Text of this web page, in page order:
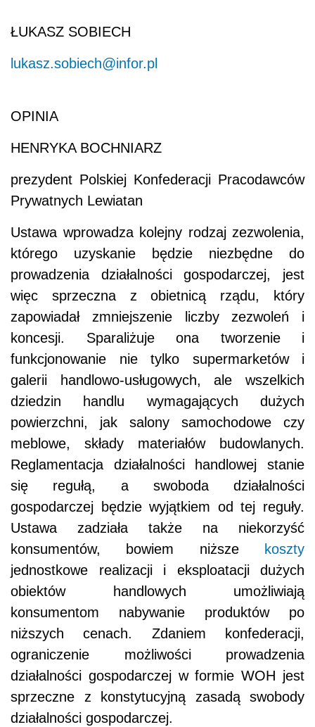
ŁUKASZ SOBIECH
lukasz.sobiech@infor.pl
OPINIA
HENRYKA BOCHNIARZ
prezydent Polskiej Konfederacji Pracodawców
Prywatnych Lewiatan
Ustawa wprowadza kolejny rodzaj zezwolenia,
którego uzyskanie będzie niezbędne do
prowadzenia działalności gospodarczej, jest
więc sprzeczna z obietnicą rządu, który
zapowiadał zmniejszenie liczby zezwoleń i
koncesji. Sparaliżuje ona tworzenie i
funkcjonowanie nie tylko supermarketów i
galerii handlowo-usługowych, ale wszelkich
dziedzin handlu wymagających dużych
powierzchni, jak salony samochodowe czy
meblowe, składy materiałów budowlanych.
Reglamentacja działalności handlowej stanie
się regułą, a swoboda działalności
gospodarczej będzie wyjątkiem od tej reguły.
Ustawa zadziała także na niekorzyść
konsumentów, bowiem niższe
koszty
jednostkowe realizacji i eksploatacji dużych
obiektów handlowych umożliwiają
konsumentom nabywanie produktów po
niższych cenach. Zdaniem konfederacji,
ograniczenie możliwości prowadzenia
działalności gospodarczej w formie WOH jest
sprzeczne z konstytucyjną zasadą swobody
działalności gospodarczej.